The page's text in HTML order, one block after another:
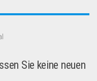
Sie keine neuen